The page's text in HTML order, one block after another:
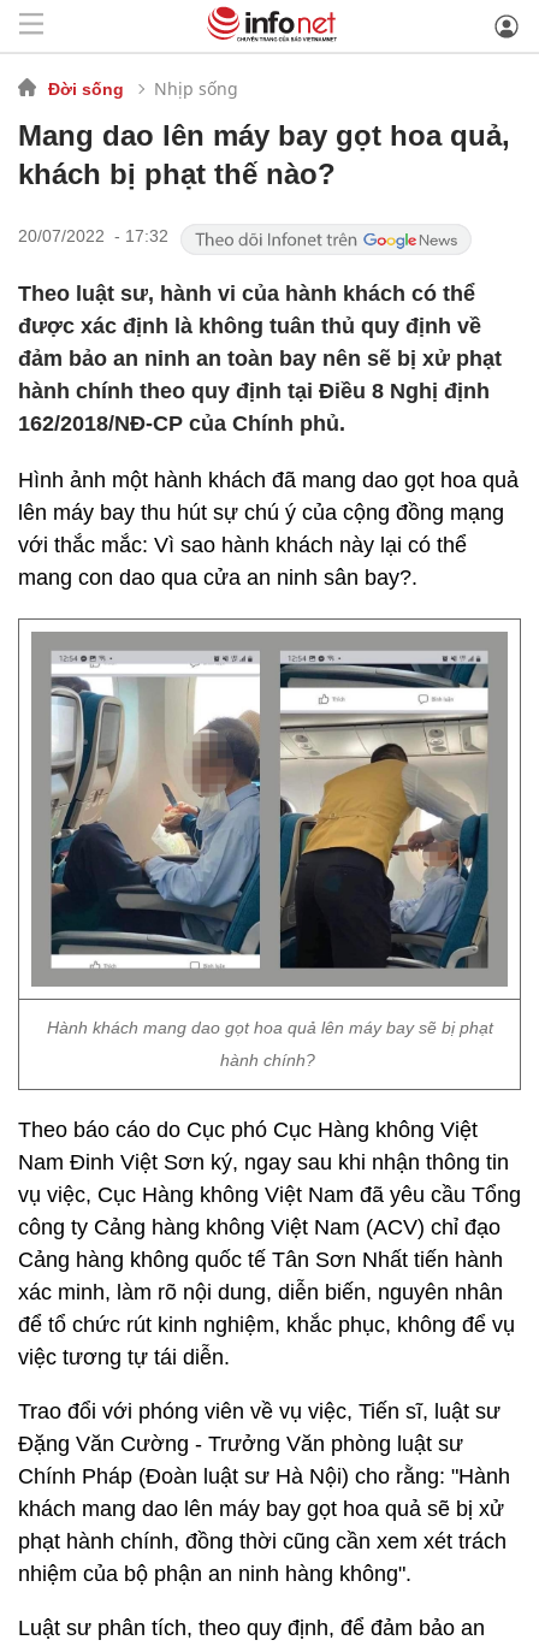
Đời sống Nhịp sống
Mang dao lên máy bay gọt hoa quả,
khách bị phạt thế nào?
20/07/2022 - 17:32
Theo luật sư, hành vi của hành khách có thể
được xác định là không tuân thủ quy định về
đảm bảo an ninh an toàn bay nên sẽ bị xử phạt
hành chính theo quy định tại Điều 8 Nghị định
162/2018/NĐ-CP của Chính phủ.
Hình ảnh một hành khách đã mang dao gọt hoa quả
lên máy bay thu hút sự chú ý của cộng đồng mạng
với thắc mắc: Vì sao hành khách này lại có thể
mang con dao qua cửa an ninh sân bay?.
Hành khách mang dao gọt hoa quả lên máy bay sẽ bị phạt
hành chính?
Theo báo cáo do Cục phó Cục Hàng không Việt
Nam Đinh Việt Sơn ký, ngay sau khi nhận thông tin
vụ việc, Cục Hàng không Việt Nam đã yêu cầu Tổng
công ty Cảng hàng không Việt Nam (ACV) chỉ đạo
Cảng hàng không quốc tế Tân Sơn Nhất tiến hành
xác minh, làm rõ nội dung, diễn biến, nguyên nhân
để tổ chức rút kinh nghiệm, khắc phục, không để vụ
việc tương tự tái diễn.
Trao đổi với phóng viên về vụ việc, Tiến sĩ, luật sư
Đặng Văn Cường - Trưởng Văn phòng luật sư
Chính Pháp (Đoàn luật sư Hà Nội) cho rằng: "Hành
khách mang dao lên máy bay gọt hoa quả sẽ bị xử
phạt hành chính, đồng thời cũng cần xem xét trách
nhiệm của bộ phận an ninh hàng không".
Luật sư phân tích, theo quy định, để đảm bảo an